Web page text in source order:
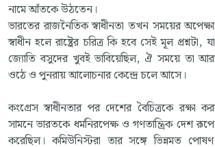
নামে আঁতকে উঠতেন।
ভারতের রাজনৈতিক স্বাধীনতা তখন সময়ের
স্বাধীন হলে রাষ্ট্রের চরিত্র কি হবে সেই মূল প্রশ্নটা,
জ্যোতি বসুদের খুবই ভাবিয়েছিল, ঐ সময়ে তা
ওঠে ও পুনরায় আলোচনার কেন্দ্রে চলে আসে।
কংগ্রেস স্বাধীনতার পর দেশের বৈচিত্রকে রক্ষা
সামনে ভারতকে ধর্মনিরপেক্ষ ও গণতান্ত্রিক দেশ
করেছিল। কমিউনিস্টরা তার সঙ্গে ভিন্নমত